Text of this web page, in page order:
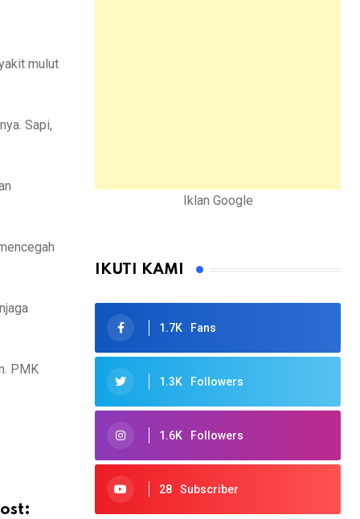
mulut
Sapi,
PMK
Iklan Google
IKUTI KAMI
1.7K Fans
1.3K Followers
1.6K Followers
28 Subscriber